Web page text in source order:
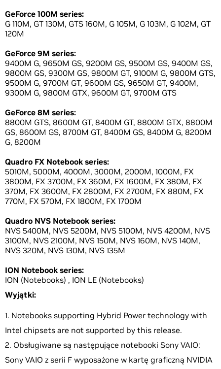
GeForce 100M series:
G 110M, GT 130M, GTS 160M, G 105M, G 103M, G 102M, GT
120M
GeForce 9M series:
9400M G, 9650M GS, 9200M GS, 9500M GS, 9400M GS,
9800M GS, 9300M GS, 9800M GT, 9100M G, 9800M GTS,
9500M G, 9700M GT, 9600M GS, 9650M GT, 9400M,
9300M G, 9800M GTX, 9600M GT, 9700M GTS
GeForce 8M series:
8800M GTS, 8600M GT, 8400M GT, 8800M GTX, 8800M
GS, 8600M GS, 8700M GT, 8400M GS, 8400M G, 8200M
G, 8200M
Quadro FX Notebook series:
5010M, 5000M, 4000M, 3000M, 2000M, 1000M, FX
3800M, FX 3700M, FX 360M, FX 1600M, FX 380M, FX
370M, FX 3600M, FX 2800M, FX 2700M, FX 880M, FX
770M, FX 570M, FX 1800M, FX 1700M
Quadro NVS Notebook series:
NVS 5400M, NVS 5200M, NVS 5100M, NVS 4200M, NVS
3100M, NVS 2100M, NVS 150M, NVS 160M, NVS 140M,
NVS 320M, NVS 130M, NVS 135M
ION Notebook series:
ION (Notebooks) , ION LE (Notebooks)
Wyjątki:
Notebooks supporting Hybrid Power technology with
Intel chipsets are not supported by this release.
Obsługiwane są następujące notebooki Sony VAIO:
Sony VAIO z serii F wyposażone w kartę graficzną NVIDIA